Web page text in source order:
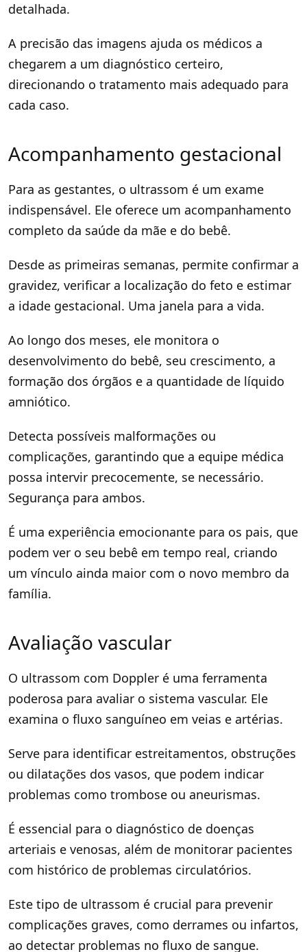
detalhada.
A precisão das imagens ajuda os médicos a
chegarem a um diagnóstico certeiro,
direcionando o tratamento mais adequado para
cada caso.
Acompanhamento gestacional
Para as gestantes, o ultrassom é um exame
indispensável. Ele oferece um acompanhamento
completo da saúde da mãe e do bebê.
Desde as primeiras semanas, permite confirmar a
gravidez, verificar a localização do feto e estimar
a idade gestacional. Uma janela para a vida.
Ao longo dos meses, ele monitora o
desenvolvimento do bebê, seu crescimento, a
formação dos órgãos e a quantidade de líquido
amniótico.
Detecta possíveis malformações ou
complicações, garantindo que a equipe médica
possa intervir precocemente, se necessário.
Segurança para ambos.
É uma experiência emocionante para os pais, que
podem ver o seu bebê em tempo real, criando
um vínculo ainda maior com o novo membro da
família.
Avaliação vascular
O ultrassom com Doppler é uma ferramenta
poderosa para avaliar o sistema vascular. Ele
examina o fluxo sanguíneo em veias e artérias.
Serve para identificar estreitamentos, obstruções
ou dilatações dos vasos, que podem indicar
problemas como trombose ou aneurismas.
É essencial para o diagnóstico de doenças
arteriais e venosas, além de monitorar pacientes
com histórico de problemas circulatórios.
Este tipo de ultrassom é crucial para prevenir
complicações graves, como derrames ou infartos,
ao detectar problemas no fluxo de sangue.